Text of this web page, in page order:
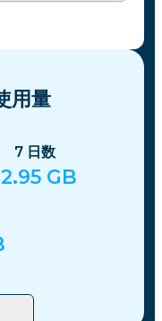
用量
7 日数
GB